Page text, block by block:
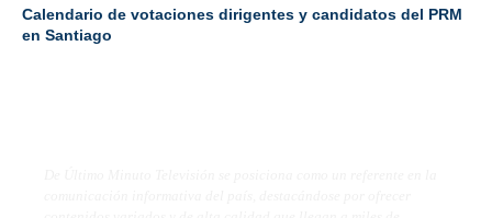
Calendario de votaciones dirigentes y candidatos del PRM
en Santiago